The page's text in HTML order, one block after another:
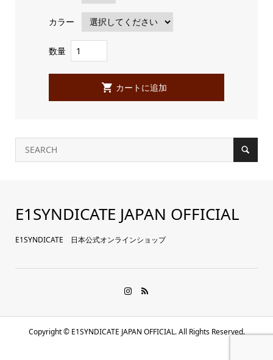
カラー
数量
E1SYNDICATE JAPAN OFFICIAL
E1SYNDICATE 日本公式オンラインショップ
Copyright ©E1SYNDICATE JAPAN OFFICIAL. All Rights Reserved.